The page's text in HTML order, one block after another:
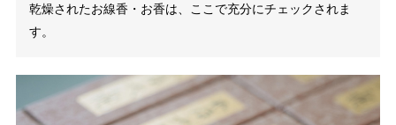
乾燥されたお線香・お香は、ここで充分にチェックされま
す。